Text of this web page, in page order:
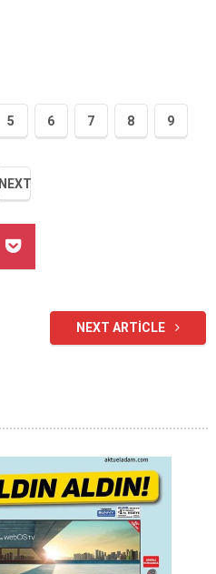
5 6 7 8 9
NEXT
NEXT ARTICLE